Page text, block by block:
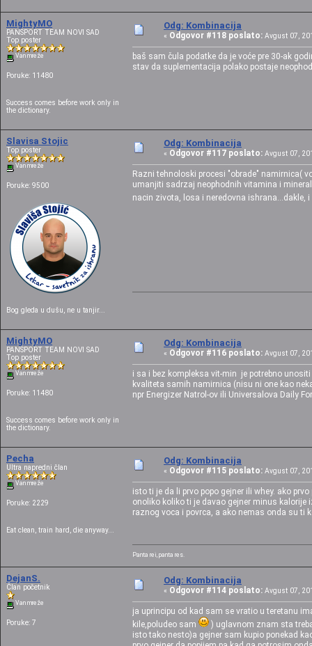
MightyMO
PANSPORT TEAM NOVI SAD
Top poster
Van mreže
Poruke: 11480
Success comes before work only in
the dictionary.
Odg: Kombinacija
« Odgovor #118 poslato: Avgust 07,
baš sam čula podatke da je voće pre 30-ak
stav da suplementacija polako postaje
Slavisa Stojic
Top poster
Van mreže
Poruke: 9500
Bog gleda u dušu, ne u tanjir...
Odg: Kombinacija
« Odgovor #117 poslato: Avgust 07,
Razni tehnoloski procesi "obrade" namirnica(
umanjiti sadrzaj neophodnih vitamina i
nacin zivota, losa i neredovna ishrana...dakle,
MightyMO
PANSPORT TEAM NOVI SAD
Top poster
Van mreže
Poruke: 11480
Success comes before work only in
the dictionary.
Odg: Kombinacija
« Odgovor #116 poslato: Avgust 07,
i sa i bez kompleksa vit-min je potrebno
kvaliteta samih namirnica (nisu ni one kao
npr Energizer Natrol-ov ili Universalova Daily
Pecha
Ultra napredni član
Van mreže
Poruke: 2229
Eat clean, train hard, die anyway...
Odg: Kombinacija
« Odgovor #115 poslato: Avgust 07,
isto ti je da li prvo popo gejner ili whey. ako
onoliko koliko ti je davao gejner minus kalorije
raznog voca i povrca, a ako nemas onda su ti
Panta rei, panta res.
DejanS.
Član početnik
Van mreže
Poruke: 7
Odg: Kombinacija
« Odgovor #114 poslato: Avgust 07,
ja uprincipu od kad sam se vratio u teretanu
kile,poludeo sam
) uglavnom znam sta
isto tako nesto)a gejner sam kupio ponekad